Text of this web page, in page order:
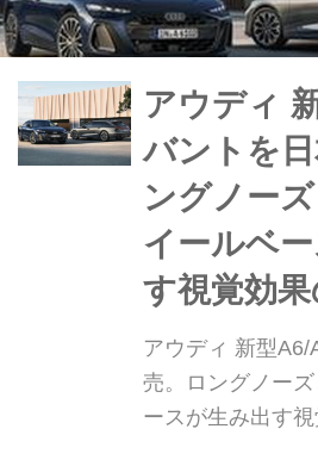
アウディ
バントを
ングノー
イールベ
す視覚効
アウディ 新型
売。ロングノー
ースが生み出す